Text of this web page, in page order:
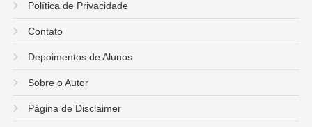
Política de Privacidade
Contato
Depoimentos de Alunos
Sobre o Autor
Página de Disclaimer